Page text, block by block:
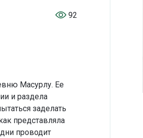
92
Масурлу. Ее
и раздела
заделать
представляла
проводит